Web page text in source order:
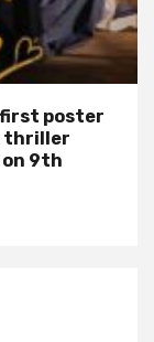
first poster
thriller
on 9th